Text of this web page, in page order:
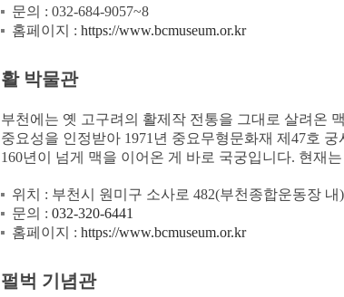
문의 : 032-684-9057~8
홈페이지 : https://www.bcmuseum.or.kr
활 박물관
부천에는 옛 고구려의 활제작 전통을 그대로 살려온
중요성을 인정받아 1971년 중요무형문화재 제47호
160년이 넘게 맥을 이어온 게 바로 국궁입니다. 현재
위치 : 부천시 원미구 소사로 482(부천종합운동장 내)
문의 : 032-320-6441
홈페이지 : https://www.bcmuseum.or.kr
펄벅 기념관